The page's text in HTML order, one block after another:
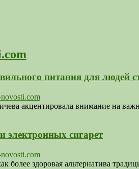
питания для людей
акцентировала внимание на
электронных сигарет
более здоровая альтернатива